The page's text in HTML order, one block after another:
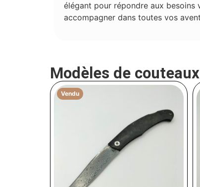
élégant pour répondre aux besoins
accompagner dans toutes vos
Modèles de
Vendu